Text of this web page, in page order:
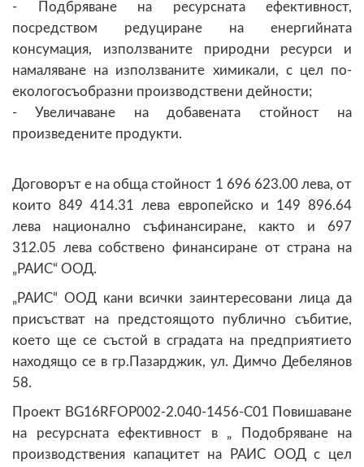
- Подбряване на ресурсната ефективност,
посредством редуциране на енергийната
консумация, използваните природни ресурси и
намаляване на използваните химикали, с цел по-
екологосъобразни производствени дейности;
- Увеличаване на добавената стойност на
произведените продукти.
Договорът е на обща стойност 1 696 623.00 лева, от
които 849 414.31 лева европейско и 149 896.64
лева национално съфинансиране, както и 697
312.05 лева собствено финансиране от страна на
„РАИС“ ООД.
„РАИС“ ООД кани всички заинтересовани лица да
присъстват на предстоящото публично събитие,
което ще се състой в сградата на предприятието
находящо се в гр.Пазарджик, ул. Димчо Дебелянов
58.
Проект BG16RFOP002-2.040-1456-C01 Повишаване
на ресурсната ефективност в „ Подобряване на
производствения капацитет на РАИС ООД с цел